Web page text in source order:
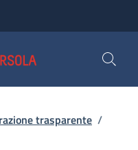
trasparente /